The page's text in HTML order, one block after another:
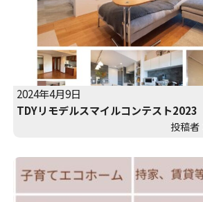
2024年4月9日
TDYリモデルスマイルコンテスト
投稿者